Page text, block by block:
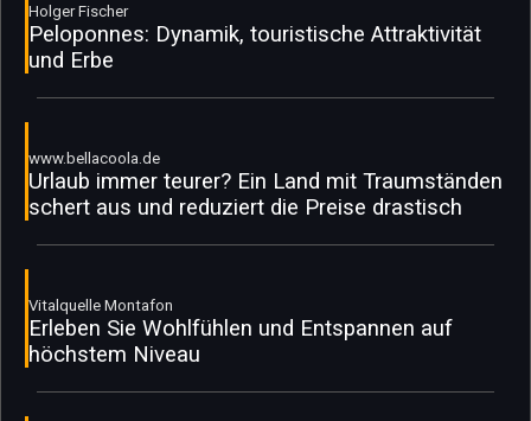
Holger Fischer
Peloponnes: Dynamik, touristische Attraktivität
und Erbe
www.bellacoola.de
Urlaub immer teurer? Ein Land mit Traumständen
schert aus und reduziert die Preise drastisch
Vitalquelle Montafon
Erleben Sie Wohlfühlen und Entspannen auf
höchstem Niveau